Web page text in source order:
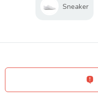
Sneaker